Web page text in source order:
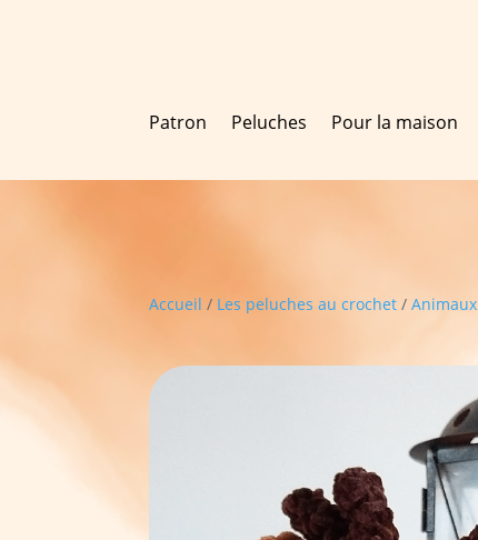
Patron Peluches Pour la maison
Accueil / Les peluches au crochet /Animaux